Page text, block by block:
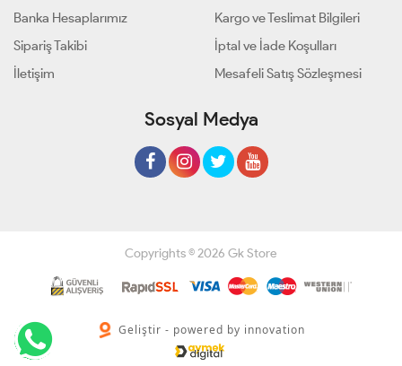
Banka Hesaplarımız
Sipariş Takibi
İletişim
Kargo ve Teslimat Bilgileri
İptal ve İade Koşulları
Mesafeli Satış Sözleşmesi
Sosyal Medya
Copyrights © 2026 Gk Store
Geliştir - powered by innovation